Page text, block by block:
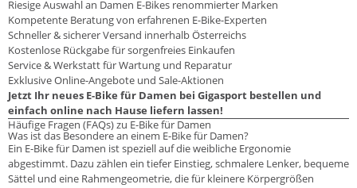
Riesige Auswahl an Damen E-Bikes renommierter Marken
Kompetente Beratung von erfahrenen E-Bike-Experten
Schneller & sicherer Versand innerhalb Österreichs
Kostenlose Rückgabe für sorgenfreies Einkaufen
Service & Werkstatt für Wartung und Reparatur
Exklusive Online-Angebote und Sale-Aktionen
Jetzt Ihr neues E-Bike für Damen bei Gigasport bestellen und
einfach online nach Hause liefern lassen!
Häufige Fragen (FAQs) zu E-Bike für Damen
Was ist das Besondere an einem E-Bike für Damen?
Ein E-Bike für Damen ist speziell auf die weibliche Ergonomie
abgestimmt. Dazu zählen ein tiefer Einstieg, schmalere Lenker, bequeme
Sättel und eine Rahmengeometrie, die für kleinere Körpergrößen